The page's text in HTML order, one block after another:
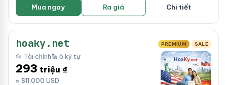
Mua ngay Ra giá Chi tiết
hoaky.net PREMIUM SALE
📂 Tài chính🔡 5 ký tự
293 triệu ₫
≈ $11,000 USD